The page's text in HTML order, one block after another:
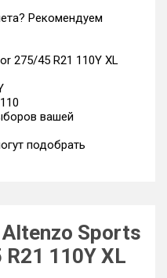
Рекомендуем
275/45 R21 110Y XL
вашей
подобрать
Sports
110Y XL